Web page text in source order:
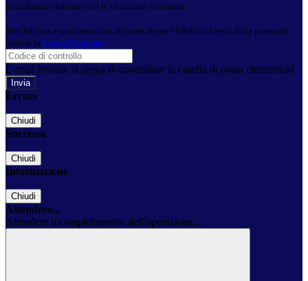
all'indirizzo indicato con le istruzioni necessarie.
Non hai una e-mail associata al nome utente? Effettua il reset della password
tramite la Login Spaggiari
E-mail inviata, si prega di controllare la casella di posta elettronica!
Errore
Chiudi
Successo
Chiudi
Informazione
Chiudi
Attendere...
Attendere il completamento dell'operazione...